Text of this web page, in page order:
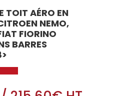
TOIT AÉRO EN
NEMO,
FIORINO
BARRES